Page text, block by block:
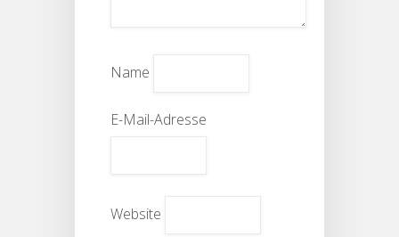
Name
E-Mail-Adresse
Website